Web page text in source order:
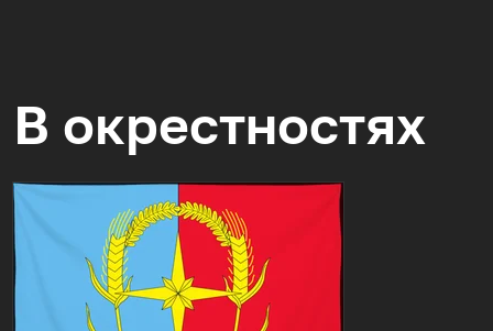
В окрестностях